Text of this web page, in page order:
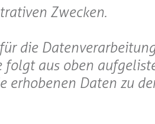
Zwecken.
die Datenverarbeitung
folgt aus oben
erhobenen Daten zu